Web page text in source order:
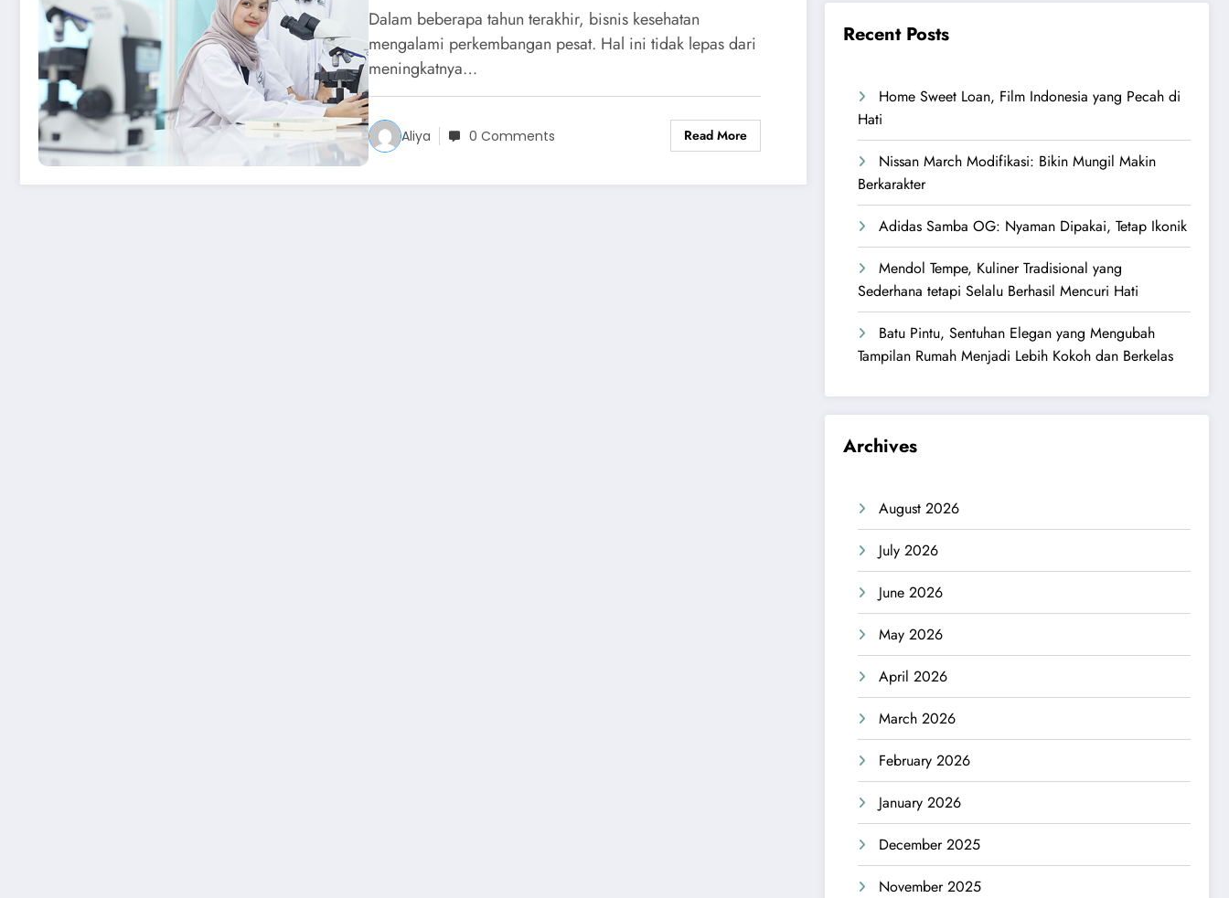
Dalam beberapa tahun terakhir, bisnis kesehatan
mengalami perkembangan pesat. Hal ini tidak lepas dari
meningkatnya…
Aliya 0 Comments Read More
Recent Posts
Home Sweet Loan, Film Indonesia yang Pecah di
Hati
Nissan March Modifikasi: Bikin Mungil Makin
Berkarakter
Adidas Samba OG: Nyaman Dipakai, Tetap Ikonik
Mendol Tempe, Kuliner Tradisional yang
Sederhana tetapi Selalu Berhasil Mencuri Hati
Batu Pintu, Sentuhan Elegan yang Mengubah
Tampilan Rumah Menjadi Lebih Kokoh dan Berkelas
Archives
August 2026
July 2026
June 2026
May 2026
April 2026
March 2026
February 2026
January 2026
December 2025
November 2025